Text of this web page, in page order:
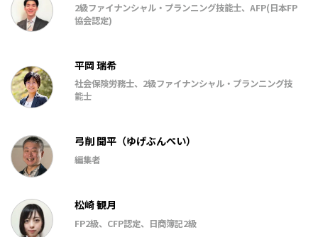
2級ファイナンシャル・プランニング技能士、AFP(日本FP
協会認定)
平岡 瑞希
社会保険労務士、2級ファイナンシャル・プランニング技
能士
弓削 聞平（ゆげぶんぺい）
編集者
松崎 観月
FP2級、CFP認定、日商簿記2級